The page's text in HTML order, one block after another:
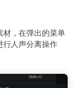
材，在弹出的菜单
行人声分离操作